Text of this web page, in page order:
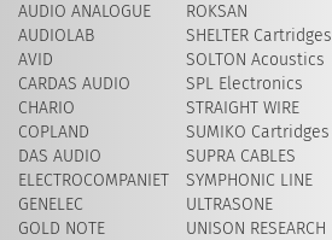
AUDIO ANALOGUE
AUDIOLAB
AVID
CARDAS AUDIO
CHARIO
COPLAND
DAS AUDIO
ELECTROCOMPANIET
GENELEC
GOLD NOTE
ROKSAN
SHELTER Cartridges
SOLTON Acoustics
SPL Electronics
STRAIGHT WIRE
SUMIKO Cartridges
SUPRA CABLES
SYMPHONIC LINE
ULTRASONE
UNISON RESEARCH